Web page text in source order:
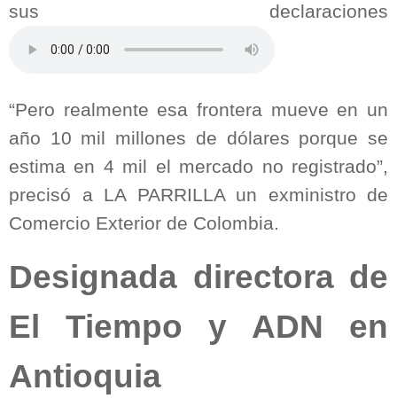
sus declaraciones
“Pero realmente esa frontera mueve en un
año 10 mil millones de dólares porque se
estima en 4 mil el mercado no registrado”,
precisó a LA PARRILLA un exministro de
Comercio Exterior de Colombia.
Designada directora de
El Tiempo y ADN en
Antioquia